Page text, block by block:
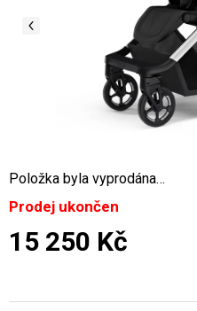
Položka byla vyprodána…
Prodej ukončen
15 250 Kč